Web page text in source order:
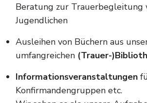
Beratung zur Trauerbegleitung
Jugendlichen
Ausleihen von Büchern aus
umfangreichen (Trauer-
Informationsveranstaltungen
Konfirmandengruppen etc.